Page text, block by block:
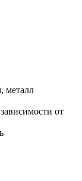
металл
от